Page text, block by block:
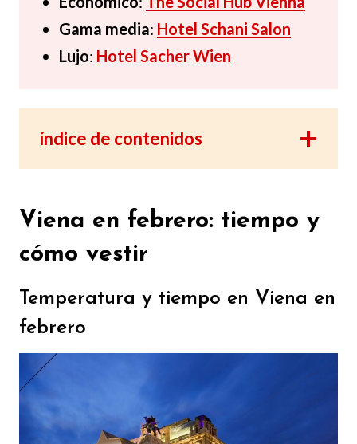
Gama media: Hotel Schani Salon
Lujo: Hotel Sacher Wien
índice de contenidos
Viena en febrero: tiempo y
cómo vestir
Temperatura y tiempo en Viena en
febrero